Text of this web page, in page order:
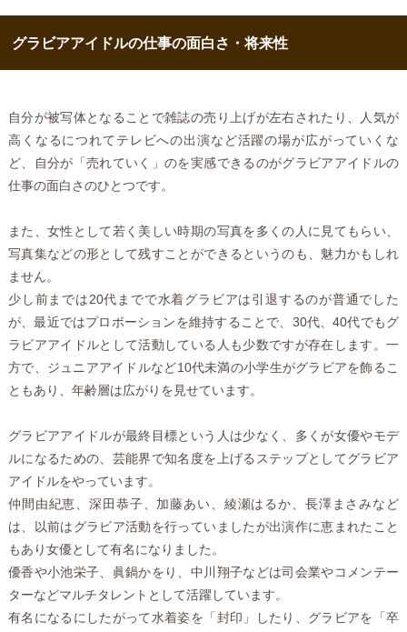
グラビアアイドルの仕事の面白さ・将来性
自分が被写体となることで雑誌の売り上げが左右されたり、人気が
高くなるにつれてテレビへの出演など活躍の場が広がっていくな
ど、自分が「売れていく」のを実感できるのがグラビアアイドルの
仕事の面白さのひとつです。
また、女性として若く美しい時期の写真を多くの人に見てもらい、
写真集などの形として残すことができるというのも、魅力かもしれ
ません。
少し前までは20代までで水着グラビアは引退するのが普通でした
が、最近ではプロポーションを維持することで、30代、40代でもグ
ラビアアイドルとして活動している人も少数ですが存在します。一
方で、ジュニアアイドルなど10代未満の小学生がグラビアを飾るこ
ともあり、年齢層は広がりを見せています。
グラビアアイドルが最終目標という人は少なく、多くが女優やモデ
ルになるための、芸能界で知名度を上げるステップとしてグラビア
アイドルをやっています。
仲間由紀恵、深田恭子、加藤あい、綾瀬はるか、長澤まさみなど
は、以前はグラビア活動を行っていましたが出演作に恵まれたこと
もあり女優として有名になりました。
優香や小池栄子、眞鍋かをり、中川翔子などは司会業やコメンテー
ターなどマルチタレントとして活躍しています。
有名になるにしたがって水着姿を「封印」したり、グラビアを「卒